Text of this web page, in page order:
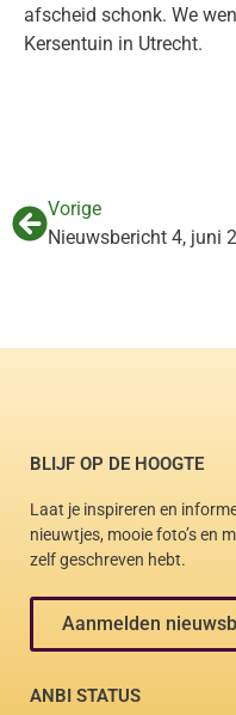
afscheid schonk. We
Kersentuin in Utrecht.
Vorige
BLIJF OP DE HOOGTE
Laat je inspireren en
nieuwtjes, mooie foto’s en
zelf geschreven hebt.
Aanmelden
ANBI STATUS